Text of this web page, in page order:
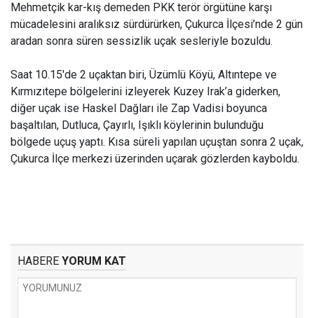
Mehmetçik kar-kış demeden PKK terör örgütüne karşı
mücadelesini aralıksız sürdürürken, Çukurca İlçesi’nde 2 gün
aradan sonra süren sessizlik uçak sesleriyle bozuldu.
Saat 10.15'de 2 uçaktan biri, Üzümlü Köyü, Altıntepe ve
Kırmızıtepe bölgelerini izleyerek Kuzey Irak’a giderken,
diğer uçak ise Haskel Dağları ile Zap Vadisi boyunca
başaltılan, Dutluca, Çayırlı, Işıklı köylerinin bulunduğu
bölgede uçuş yaptı. Kısa süreli yapılan uçuştan sonra 2 uçak,
Çukurca İlçe merkezi üzerinden uçarak gözlerden kayboldu.
HABERE YORUM KAT